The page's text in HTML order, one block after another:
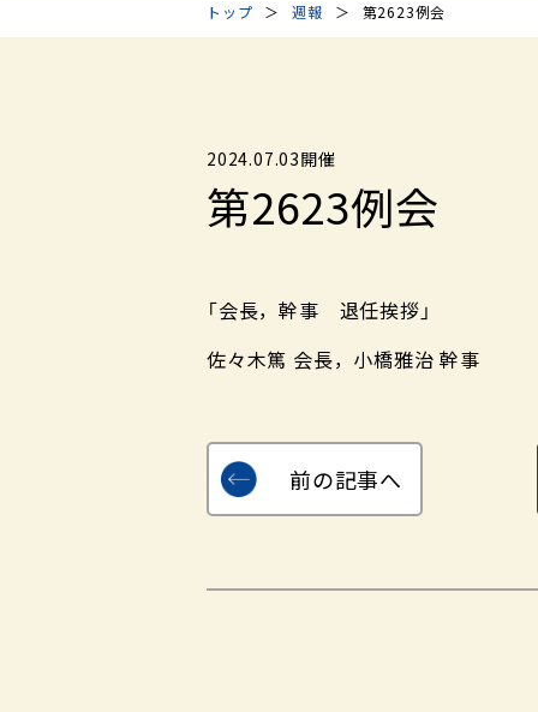
トップ ＞ 週報 ＞ 第2623例会
2024.07.03開催
第2623例会
「会長，幹事 退任挨拶」
佐々木篤 会長，小橋雅治 幹事
前の記事へ